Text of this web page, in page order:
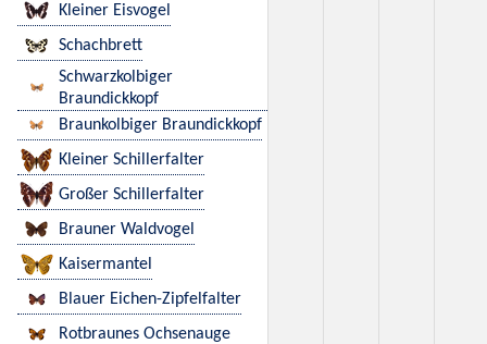
Kleiner Eisvogel
Schachbrett
Schwarzkolbiger
Braundickkopf
Braunkolbiger Braundickkopf
Kleiner Schillerfalter
Großer Schillerfalter
Brauner Waldvogel
Kaisermantel
Blauer Eichen-Zipfelfalter
Rotbraunes Ochsenauge